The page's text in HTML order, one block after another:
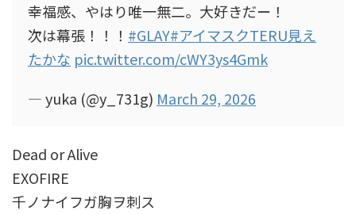
幸福感、やはり唯一無二。大好きだー！
次は幕張！！！ #GLAY#アイマスクTERU見え
たかな pic.twitter.com/cWY3ys4Gmk
— yuka (@y_731g) March 29, 2026
Dead or Alive
EXOFIRE
千ノナイフガ胸ヲ刺ス